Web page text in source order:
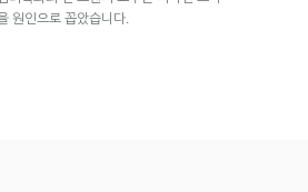
원인으로 꼽았습니다.